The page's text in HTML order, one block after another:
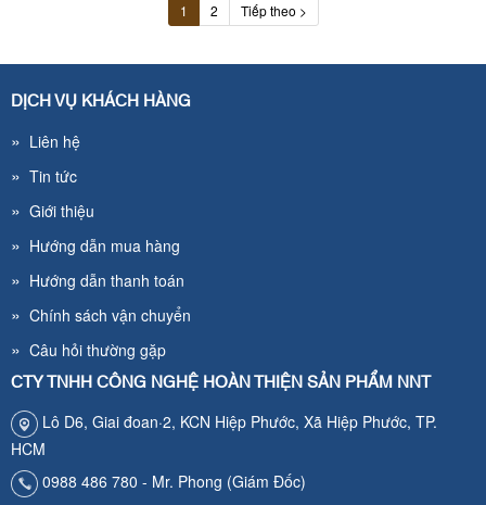
1 2 Tiếp theo >
DỊCH VỤ KHÁCH HÀNG
» Liên hệ
» Tin tức
» Giới thiệu
» Hướng dẫn mua hàng
» Hướng dẫn thanh toán
» Chính sách vận chuyển
» Câu hỏi thường gặp
CTY TNHH CÔNG NGHỆ HOÀN THIỆN SẢN PHẨM NNT
Lô D6, Giai đoan·2, KCN Hiệp Phước, Xã Hiệp Phước, TP.
HCM
0988 486 780 - Mr. Phong (Giám Đốc)